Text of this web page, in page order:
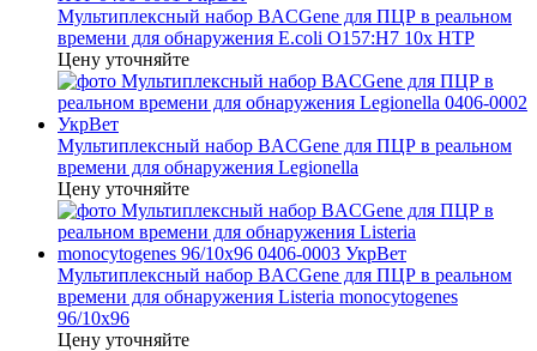
Мультиплексный набор BACGene для ПЦР в реальном
времени для обнаружения E.coli O157:H7 10x HTP
Цену уточняйте
Мультиплексный набор BACGene для ПЦР в реальном
времени для обнаружения Legionella
Цену уточняйте
Мультиплексный набор BACGene для ПЦР в реальном
времени для обнаружения Listeria monocytogenes
96/10x96
Цену уточняйте